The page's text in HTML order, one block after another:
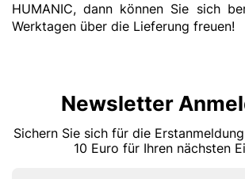
HUMANIC, dann können Sie sich
Werktagen über die Lieferung freuen!
Newsletter
Sichern Sie sich für die
10 Euro für Ihren nächsten